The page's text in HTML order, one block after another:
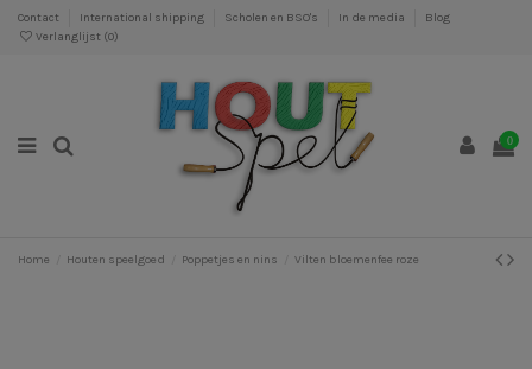
Contact International shipping Scholen en BSO's In de media
Blog
Verlanglijst (0)
0
Home Houten speelgoed Poppetjes en nins Vilten bloemenfee roze